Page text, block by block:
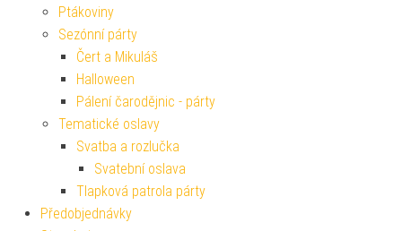
Ptákoviny
Sezónní párty
Čert a Mikuláš
Halloween
Pálení čarodějnic - párty
Tematické oslavy
Svatba a rozlučka
Svatební oslava
Tlapková patrola párty
Předobjednávky